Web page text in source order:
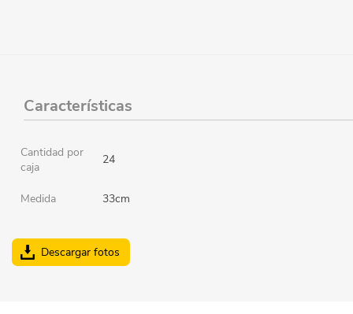
Características
Cantidad por
caja
24
Medida 33cm
Descargar fotos